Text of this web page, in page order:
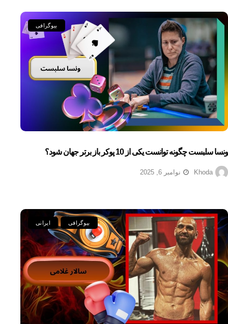
بیوگرافی
ونسا سلبست چگونه توانست یکی از 10 پوکر باز برتر جهان شود؟
Khoda نوامبر 6, 2025
ایرانی بیوگرافی